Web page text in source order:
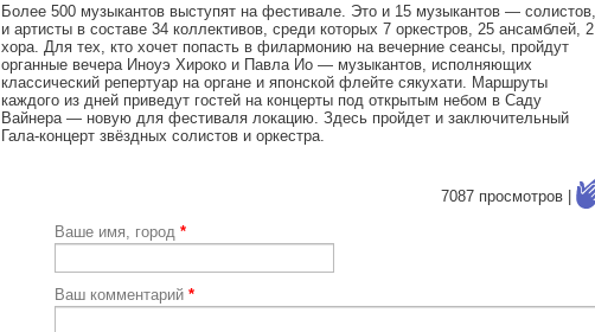
Более 500 музыкантов выступят на фестивале. Это и 15 музыкантов — солистов,
и артисты в составе 34 коллективов, среди которых 7 оркестров, 25 ансамблей, 2
хора. Для тех, кто хочет попасть в филармонию на вечерние сеансы, пройдут
органные вечера Иноуэ Хироко и Павла Ио — музыкантов, исполняющих
классический репертуар на органе и японской флейте сякухати. Маршруты
каждого из дней приведут гостей на концерты под открытым небом в Саду
Вайнера — новую для фестиваля локацию. Здесь пройдет и заключительный
Гала-концерт звёздных солистов и оркестра.
7087 просмотров |
Ваше имя, город *
Ваш комментарий *